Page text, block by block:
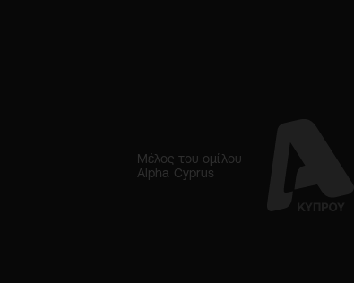
Μέλος του ομίλου
Alpha Cyprus